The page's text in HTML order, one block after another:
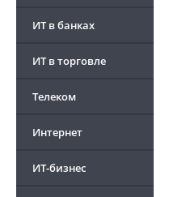
ИТ в банках
ИТ в торговле
Телеком
Интернет
ИТ-бизнес